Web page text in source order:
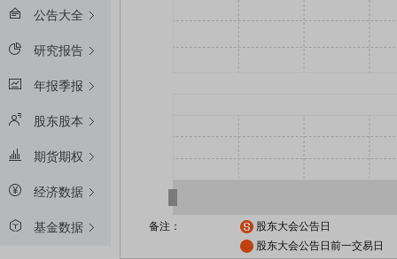
公告大全
研究报告
年报季报
股东股本
期货期权
经济数据
基金数据 备注：
股东大会公告日
股东大会公告日前一交易日